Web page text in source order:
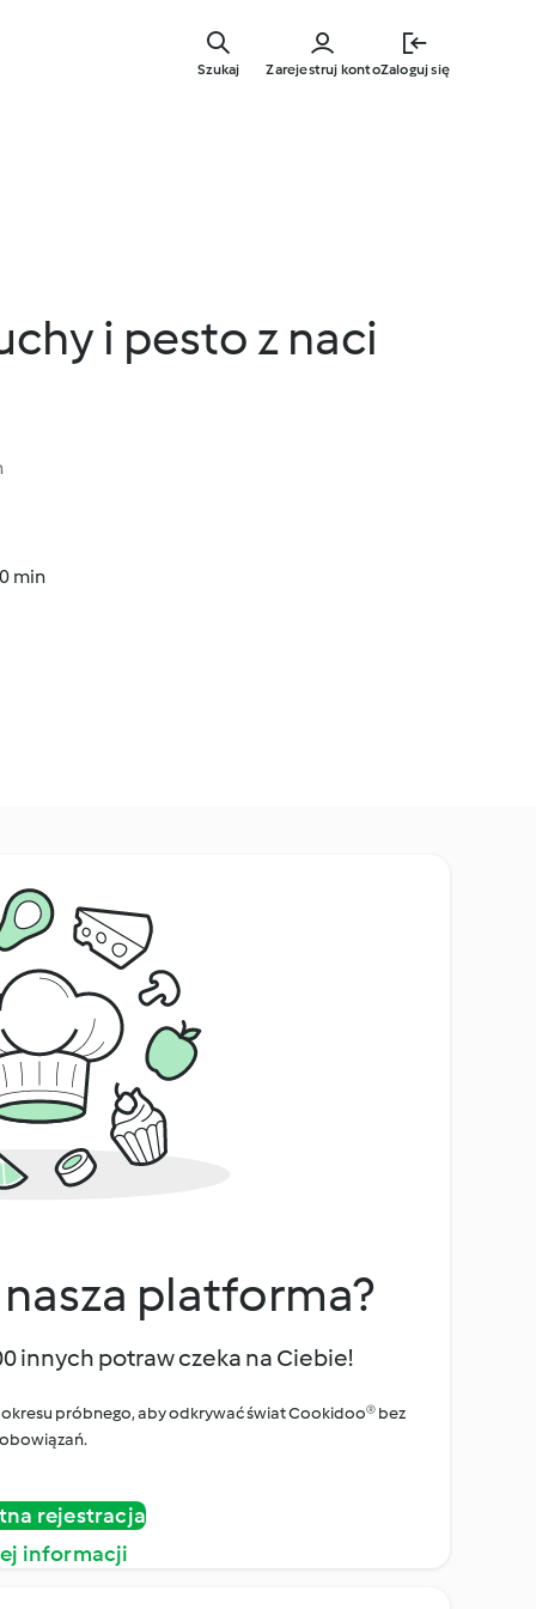
głównej
Zarejestruj kontoZaloguj się
Szukaj
i pesto z naci
min
platforma?
innych potraw czeka na Ciebie!
próbnego, aby odkrywać świat Cookidoo® bez
rejestracja
informacji